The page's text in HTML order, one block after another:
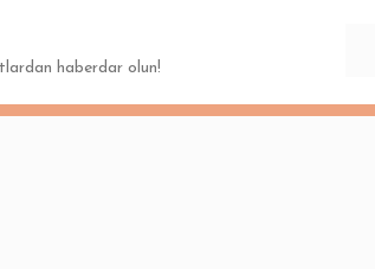
haberdar olun!